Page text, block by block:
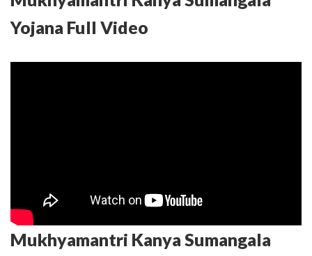
Yojana Full Video
Mukhyamantri Kanya Sumangala